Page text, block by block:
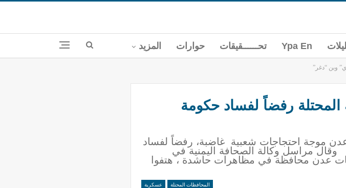
Ypa En تحــــــقيقات حوارات المزيد
وبن “دغر”
رفضاً لفساد حكومة
موجة احتجاجات شعبية غاضبة، رفضاً لفساد
وقال مراسل وكالة الصحافة اليمنية في
عدن محافظة في مظاهرات حاشدة ، هتفوا
المحافظات المحتلة عسكرية